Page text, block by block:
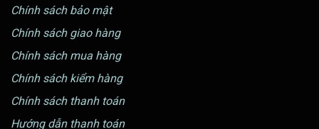
Chính sách bảo mật
Chính sách giao hàng
Chính sách mua hàng
Chính sách kiểm hàng
Chính sách thanh toán
Hướng dẫn thanh toán